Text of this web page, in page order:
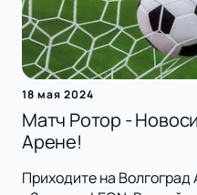
18 мая 2024
Матч Ротор -
Арене!
Приходите на Волгоград